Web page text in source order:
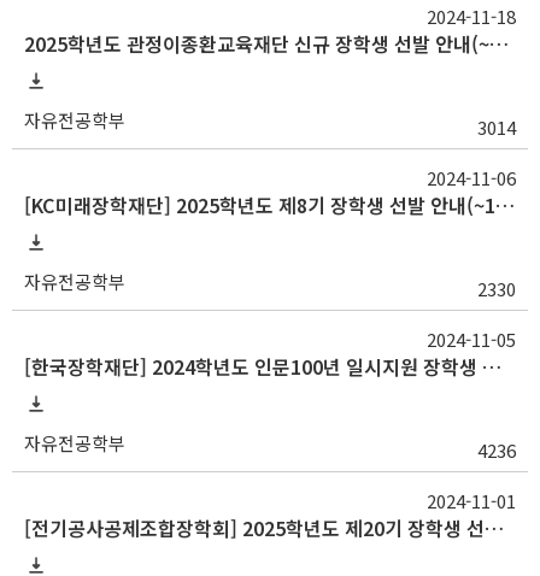
2025학년도 관정이종환교육재단 신규 장학생 선발 안내(~11/26)
자유전공학부 3014
2024-11-18
[KC미래장학재단] 2025학년도 제8기 장학생 선발 안내(~12/8 23:59)
자유전공학부 2330
2024-11-06
[한국장학재단] 2024학년도 인문100년 일시지원 장학생 선발 안내(신청기간 2차 연장 ~11/17)
자유전공학부 4236
2024-11-05
[전기공사공제조합장학회] 2025학년도 제20기 장학생 선발 안내
2024-11-01